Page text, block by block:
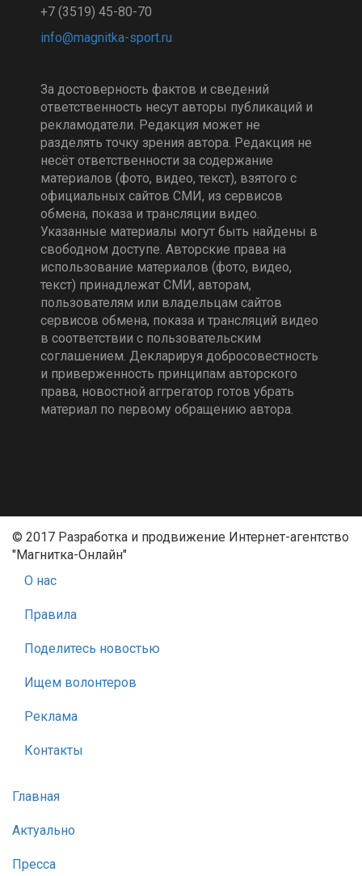
+7 (3519) 45-80-70
За достоверность фактов и сведений
ответственность несут авторы публикаций и
рекламодатели. Редакция может не
разделять точку зрения автора. Редакция не
несёт ответственности за содержание
материалов (фото, видео, текст), взятого с
официальных сайтов СМИ, из сервисов
обмена, показа и трансляции видео.
Указанные материалы могут быть найдены в
свободном доступе. Авторские права на
использование материалов (фото, видео,
текст) принадлежат СМИ, авторам,
пользователям или владельцам сайтов
сервисов обмена, показа и трансляций видео
в соответствии с пользовательским
соглашением. Декларируя добросовестность
и приверженность принципам авторского
права, новостной аггрегатор готов убрать
материал по первому обращению автора.
© 2017 Разработка и продвижение Интернет-агентство
"Магнитка-Онлайн"
О нас
Правила
Поделитесь новостью
Ищем волонтеров
Реклама
Контакты
Главная
Актуально
Пресса